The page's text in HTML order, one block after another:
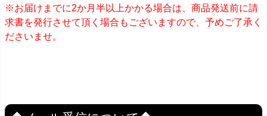
※お届けまでに2か月半以上かかる場合は、商品発送前に請
求書を発行させて頂く場合もございますので、予めご了承く
ださいませ。